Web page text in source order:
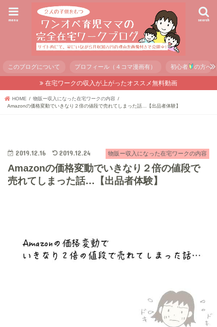
search
menu
このブログについて プロフィール（４コマ漫画有） 初心者 の方へ
在宅ワークの収入が上がったオススメ無料動画
HOME
物販ー収入になった在宅ワークの内容
Amazonの価格変動でいきなり２倍の値段で売れてしまった話…【出品者体験】
物販ー収入になった在宅ワークの内容
2019.12.16 2019.12.24
Amazonの価格変動でいきなり２倍の値段で
売れてしまった話…【出品者体験】